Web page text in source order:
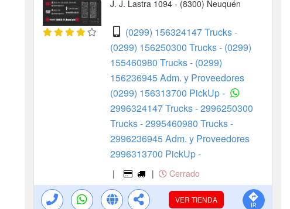
J. J. Lastra 1094 - (8300) Neuquén
(0299) 156324147 Trucks -
(0299) 156250300 Trucks - (0299)
155460980 Trucks - (0299)
156236945 Adm. y Proveedores
(0299) 156313700 PickUp -
2996324147 Trucks -2996250300
Trucks -2995460980 Trucks -
2996236945 Adm. y Proveedores
2996313700 PickUp -
| | Cerrado
VER TIENDA